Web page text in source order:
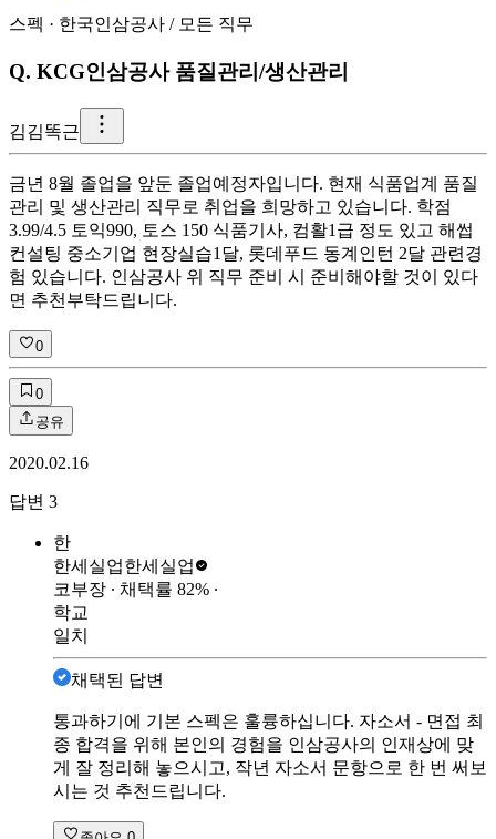
스펙 · 한국인삼공사 / 모든 직무
Q. KCG인삼공사 품질관리/생산관리
김김똑근
금년 8월 졸업을 앞둔 졸업예정자입니다. 현재 식품업계 품질
관리 및 생산관리 직무로 취업을 희망하고 있습니다. 학점
3.99/4.5 토익990, 토스 150 식품기사, 컴활1급 정도 있고 해썹
컨설팅 중소기업 현장실습1달, 롯데푸드 동계인턴 2달 관련경
험 있습니다. 인삼공사 위 직무 준비 시 준비해야할 것이 있다
면 추천부탁드립니다.
0
0
공유
2020.02.16
답변 3
한
한세실업한세실업
코부장 ∙ 채택률 82% ∙
학교
일치
채택된 답변
통과하기에 기본 스펙은 훌륭하십니다. 자소서 - 면접 최
종 합격을 위해 본인의 경험을 인삼공사의 인재상에 맞
게 잘 정리해 놓으시고, 작년 자소서 문항으로 한 번 써보
시는 것 추천드립니다.